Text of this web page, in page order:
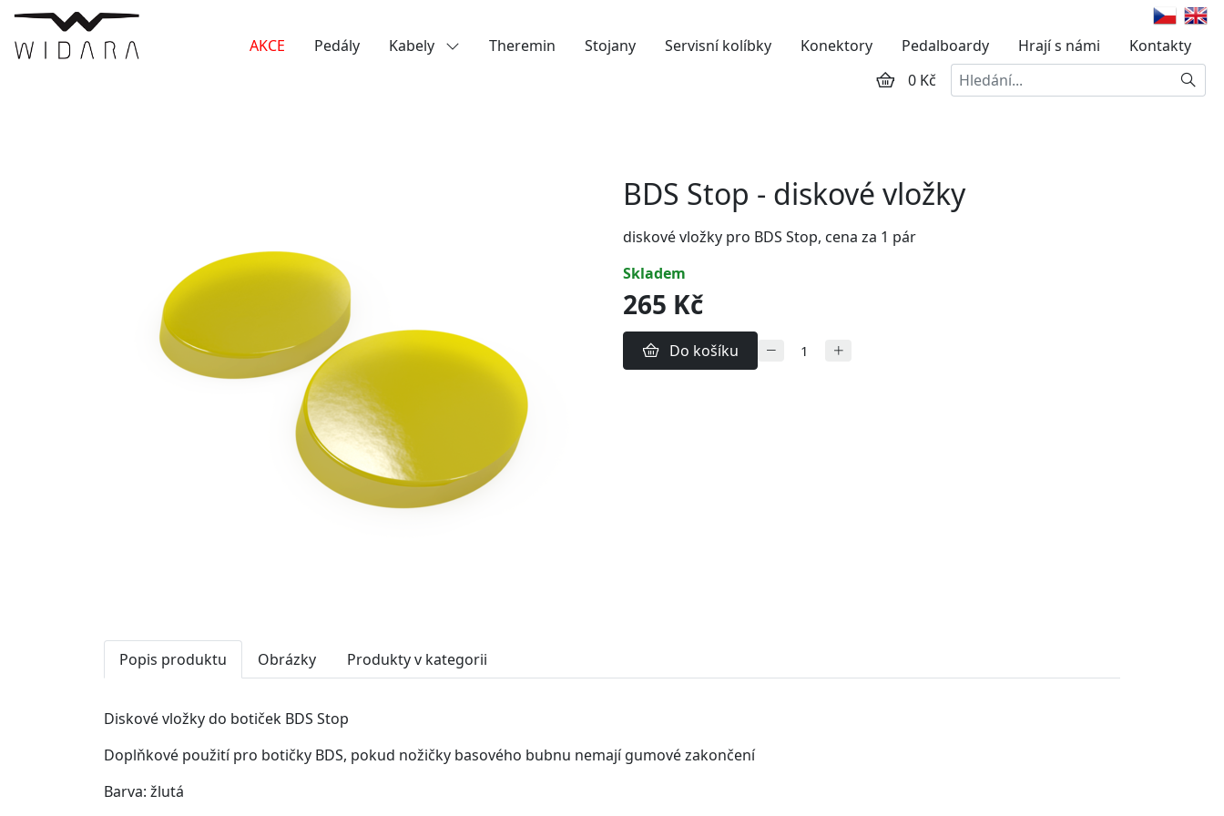
AKCE Pedály Kabely Theremin Stojany Servisní kolíbky Konektory Pedalboardy Hrají s námi
Kontakty
0 Kč
Hledat
BDS Stop - diskové vložky
diskové vložky pro BDS Stop, cena za 1 pár
skladem
265 Kč
Do košíku
Popis produktu Obrázky Produkty v kategorii
Diskové vložky do botiček BDS Stop
Doplňkové použití pro botičky BDS, pokud nožičky basového bubnu nemají gumové zakončení
Barva: žlutá